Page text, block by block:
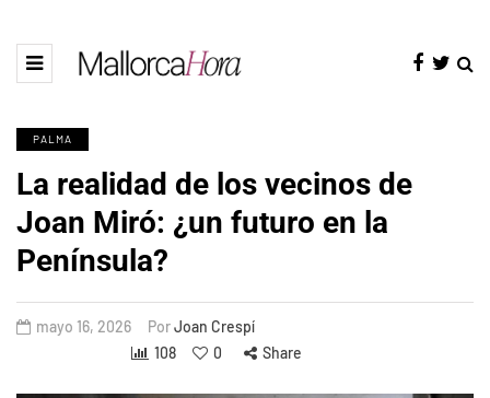
PALMA
La realidad de los vecinos de
Joan Miró: ¿un futuro en la
Península?
mayo 16, 2026 PorJoan Crespí
108
0 Share